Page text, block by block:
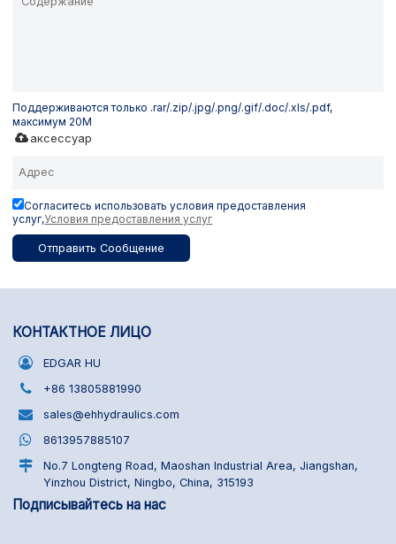
Поддерживаются только .rar/.zip/.jpg/.png/.gif/.doc/.xls/.pdf,
максимум 20M
аксессуар
Согласитесь использовать условия предоставления
услуг,Условия предоставления услуг
Отправить Сообщение
КОНТАКТНОЕ ЛИЦО
EDGAR HU
+86 13805881990
sales@ehhydraulics.com
8613957885107
No.7 Longteng Road, Maoshan Industrial Area, Jiangshan,
Yinzhou District, Ningbo, China, 315193
Подписывайтесь на нас